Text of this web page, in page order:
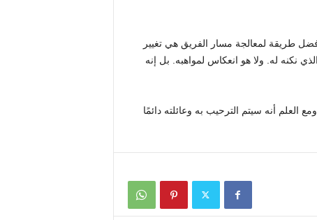
أفضل طريقة لمعالجة مسار الفريق هي تغيير
نكنه له. ولا هو انعكاس لمواهبه. بل إنه
العلم أنه سيتم الترحيب به وعائلته دائمًا